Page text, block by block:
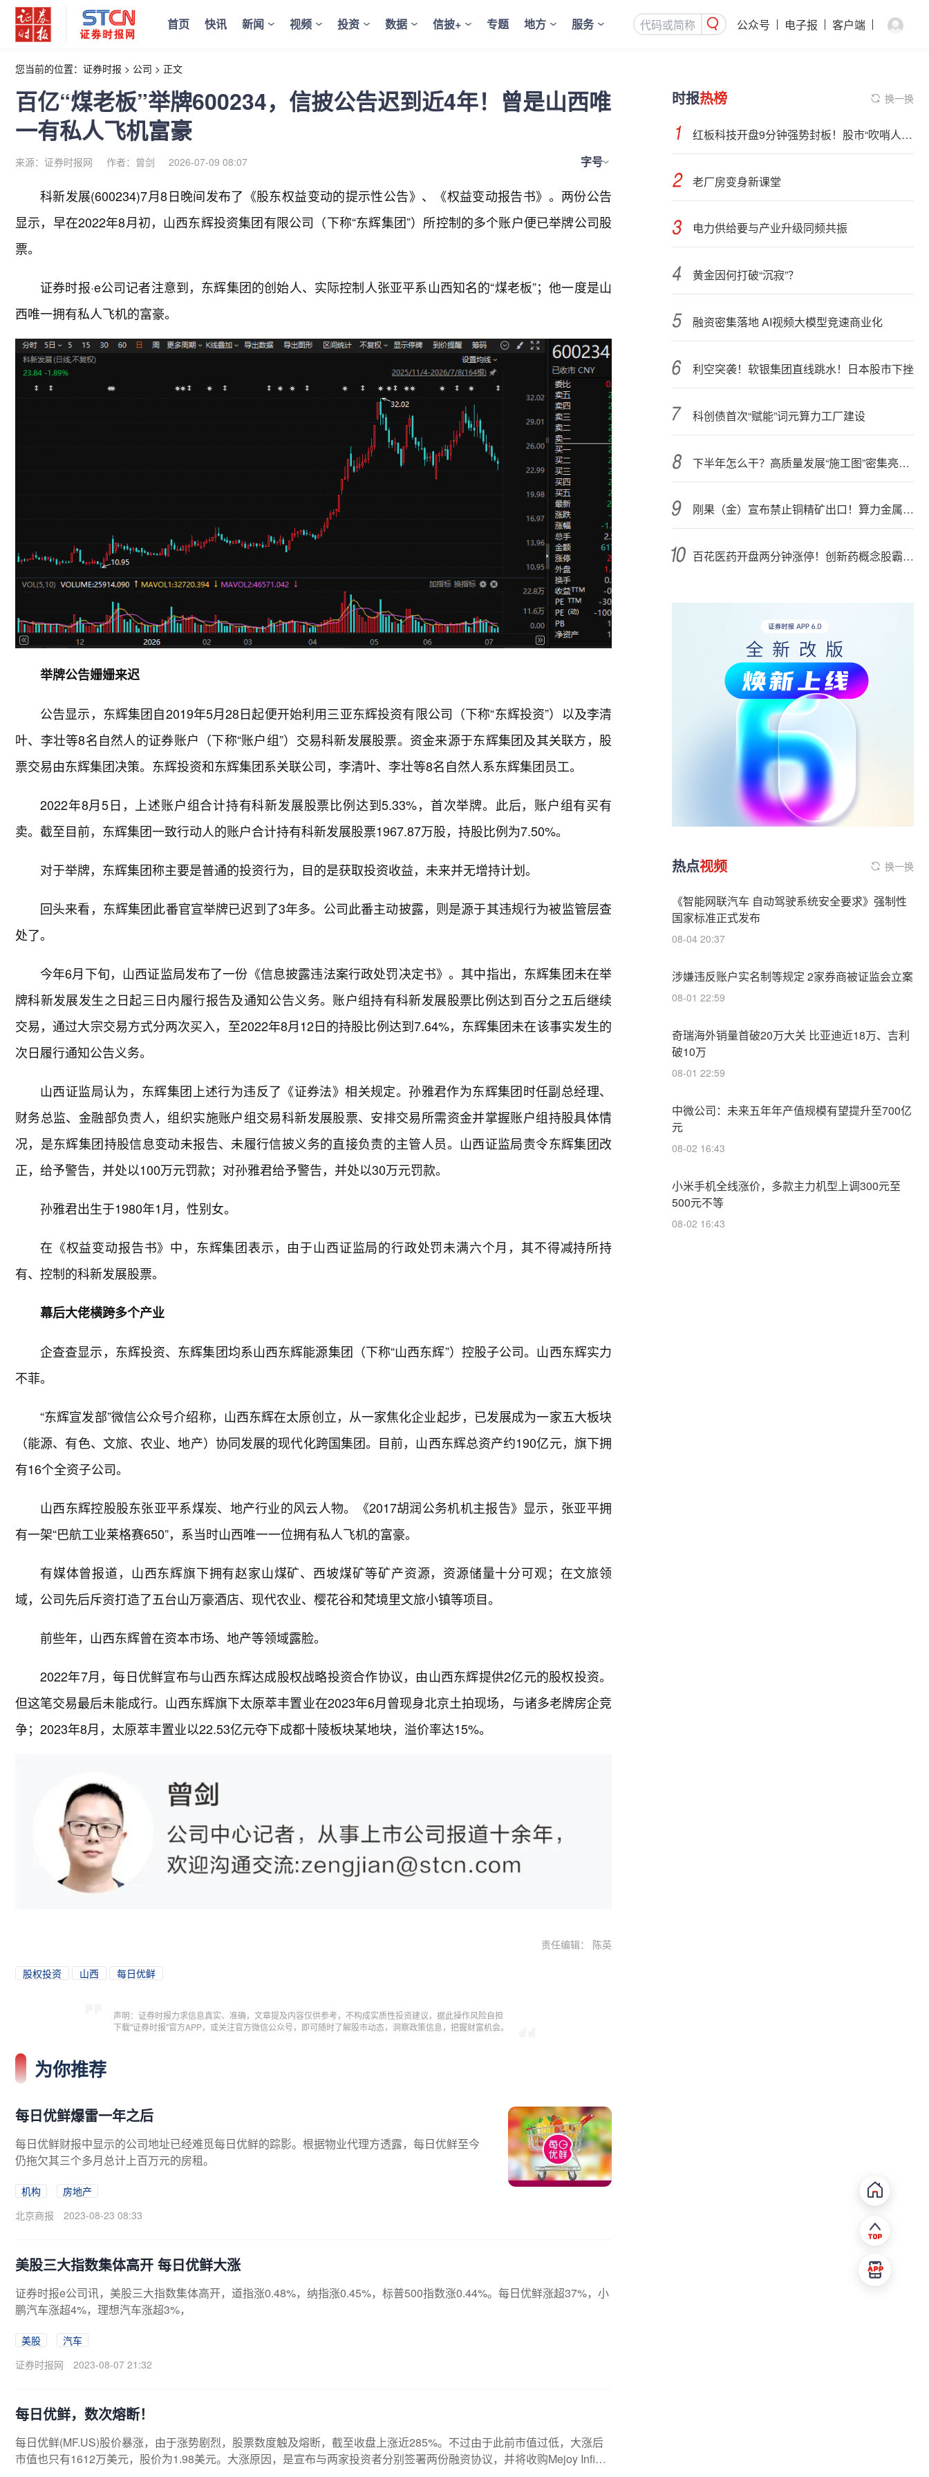
首页 快讯 新闻 视频 投资 数据 信披+ 专题 地方 服务 公众号 电子报 客户端
您当前的位置： 证券时报 > 公司 > 正文
百亿“煤老板”举牌600234，信披公告迟到近4年！曾是山西唯
一有私人飞机富豪
来源：证券时报网 作者：曾剑 2026-07-09 08:07 字号
科新发展(600234)7月8日晚间发布了《股东权益变动的提示性公告》、《权益变动报告书》。两份公告
显示，早在2022年8月初，山西东辉投资集团有限公司（下称“东辉集团”）所控制的多个账户便已举牌公司股
票。
证券时报·e公司记者注意到，东辉集团的创始人、实际控制人张亚平系山西知名的“煤老板”；他一度是山
西唯一拥有私人飞机的富豪。
举牌公告姗姗来迟
公告显示，东辉集团自2019年5月28日起便开始利用三亚东辉投资有限公司（下称“东辉投资”）以及李清
叶、李壮等8名自然人的证券账户（下称“账户组”）交易科新发展股票。资金来源于东辉集团及其关联方，股
票交易由东辉集团决策。东辉投资和东辉集团系关联公司，李清叶、李壮等8名自然人系东辉集团员工。
2022年8月5日，上述账户组合计持有科新发展股票比例达到5.33%，首次举牌。此后，账户组有买有
卖。截至目前，东辉集团一致行动人的账户合计持有科新发展股票1967.87万股，持股比例为7.50%。
对于举牌，东辉集团称主要是普通的投资行为，目的是获取投资收益，未来并无增持计划。
回头来看，东辉集团此番官宣举牌已迟到了3年多。公司此番主动披露，则是源于其违规行为被监管层查
处了。
今年6月下旬，山西证监局发布了一份《信息披露违法案行政处罚决定书》。其中指出，东辉集团未在举
牌科新发展发生之日起三日内履行报告及通知公告义务。账户组持有科新发展股票比例达到百分之五后继续
交易，通过大宗交易方式分两次买入，至2022年8月12日的持股比例达到7.64%，东辉集团未在该事实发生的
次日履行通知公告义务。
山西证监局认为，东辉集团上述行为违反了《证券法》相关规定。孙雅君作为东辉集团时任副总经理、
财务总监、金融部负责人，组织实施账户组交易科新发展股票、安排交易所需资金并掌握账户组持股具体情
况，是东辉集团持股信息变动未报告、未履行信披义务的直接负责的主管人员。山西证监局责令东辉集团改
正，给予警告，并处以100万元罚款；对孙雅君给予警告，并处以30万元罚款。
孙雅君出生于1980年1月，性别女。
在《权益变动报告书》中，东辉集团表示，由于山西证监局的行政处罚未满六个月，其不得减持所持
有、控制的科新发展股票。
幕后大佬横跨多个产业
企查查显示，东辉投资、东辉集团均系山西东辉能源集团（下称“山西东辉”）控股子公司。山西东辉实力
不菲。
“东辉宣发部”微信公众号介绍称，山西东辉在太原创立，从一家焦化企业起步，已发展成为一家五大板块
（能源、有色、文旅、农业、地产）协同发展的现代化跨国集团。目前，山西东辉总资产约190亿元，旗下拥
有16个全资子公司。
山西东辉控股股东张亚平系煤炭、地产行业的风云人物。《2017胡润公务机机主报告》显示，张亚平拥
有一架“巴航工业莱格赛650”，系当时山西唯一一位拥有私人飞机的富豪。
有媒体曾报道，山西东辉旗下拥有赵家山煤矿、西坡煤矿等矿产资源，资源储量十分可观；在文旅领
域，公司先后斥资打造了五台山万豪酒店、现代农业、樱花谷和梵境里文旅小镇等项目。
前些年，山西东辉曾在资本市场、地产等领域露脸。
2022年7月，每日优鲜宣布与山西东辉达成股权战略投资合作协议，由山西东辉提供2亿元的股权投资。
但这笔交易最后未能成行。山西东辉旗下太原萃丰置业在2023年6月曾现身北京土拍现场，与诸多老牌房企竞
争；2023年8月，太原萃丰置业以22.53亿元夺下成都十陵板块某地块，溢价率达15%。
责任编辑： 陈英
股权投资 山西 每日优鲜
声明：证券时报力求信息真实、准确，文章提及内容仅供参考，不构成实质性投资建议，据此操作风险自担
下载"证券时报"官方APP，或关注官方微信公众号，即可随时了解股市动态，洞察政策信息，把握财富机会。
为你推荐
每日优鲜爆雷一年之后
每日优鲜财报中显示的公司地址已经难觅每日优鲜的踪影。根据物业代理方透露，每日优鲜至今
仍拖欠其三个多月总计上百万元的房租。
机构
房地产
北京商报
2023-08-23 08:33
美股三大指数集体高开 每日优鲜大涨
证券时报e公司讯，美股三大指数集体高开，道指涨0.48%，纳指涨0.45%，标普500指数涨0.44%。每日优鲜涨超37%，小
鹏汽车涨超4%，理想汽车涨超3%，
美股
汽车
证券时报网
2023-08-07 21:32
每日优鲜，数次熔断！
每日优鲜(MF.US)股价暴涨，由于涨势剧烈，股票数度触及熔断，截至收盘上涨近285%。不过由于此前市值过低，大涨后
市值也只有1612万美元，股价为1.98美元。大涨原因，是宣布与两家投资者分别签署两份融资协议，并将收购Mejoy Infinit
时报热榜 换一换
红板科技开盘9分钟强势封板！股市“吹哨人”突然改口！市场风向变了？
老厂房变身新课堂
电力供给要与产业升级同频共振
黄金因何打破“沉寂”？
融资密集落地 AI视频大模型竞速商业化
利空突袭！软银集团直线跳水！日本股市下挫
科创债首次“赋能”词元算力工厂建设
下半年怎么干？高质量发展“施工图”密集亮相 聚焦主业提质增效 国资央企向AI要动能
刚果（金）宣布禁止铜精矿出口！算力金属影响多大？
百花医药开盘两分钟涨停！创新药概念股霸屏，业绩预喜股来了
热点视频 换一换
《智能网联汽车 自动驾驶系统安全要求》强制性
国家标准正式发布
08-04 20:37
涉嫌违反账户实名制等规定 2家券商被证监会立案
08-01 22:59
奇瑞海外销量首破20万大关 比亚迪近18万、吉利
破10万
08-01 22:59
中微公司：未来五年年产值规模有望提升至700亿
元
08-02 16:43
小米手机全线涨价，多款主力机型上调300元至
500元不等
08-02 16:43